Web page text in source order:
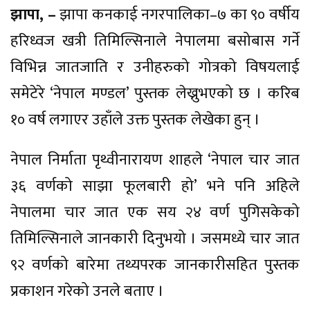
झापा, –झापा कनकाई नगरपालिका–७ का ९० वर्षीय
हरिध्वज खत्री तिमिल्सिनाले नेपालमा बसोबास गर्ने
विभिन्न जातजाति र उनीहरुको गोत्रको विषयलाई
समेटेरे ‘नेपाल मण्डल’ पुस्तक लेख्नुभएको छ । करिब
१० वर्ष लगाएर उहाँले उक्त पुस्तक लेखेका हुन् ।
नेपाल निर्माता पृथ्वीनारायण शाहले ‘नेपाल चार जात
३६ वर्णको साझा फूलबारी हो’ भने पनि अहिले
नेपालमा चार जात एक सय २४ वर्ण पुगिसकेको
तिमिल्सिनाले जानकारी दिनुभयो । जसमध्ये चार जात
९२ वर्णको बारेमा तथ्यपरक जानकारीसहित पुस्तक
प्रकाशन गरेको उनले बताए ।